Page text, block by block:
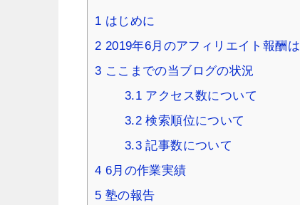
1 はじめに
2 2019年6月のアフィリエイト報酬は
3 ここまでの当ブログの状況
3.1 アクセス数について
3.2 検索順位について
3.3 記事数について
4 6月の作業実績
5 塾の報告